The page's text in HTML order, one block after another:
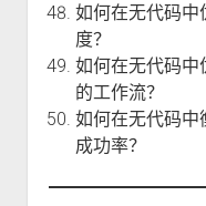
如何在无代码中
度？
如何在无代码中
的工作流？
如何在无代码中
成功率？